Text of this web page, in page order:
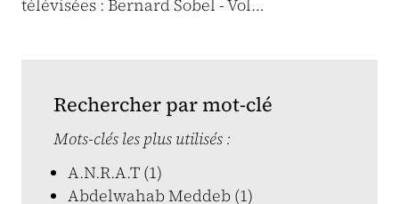
télévisées : Bernard Sobel - Vol…
Rechercher par mot-clé
Mots-clés les plus utilisés :
A.N.R.A.T (1)
Abdelwahab Meddeb (1)